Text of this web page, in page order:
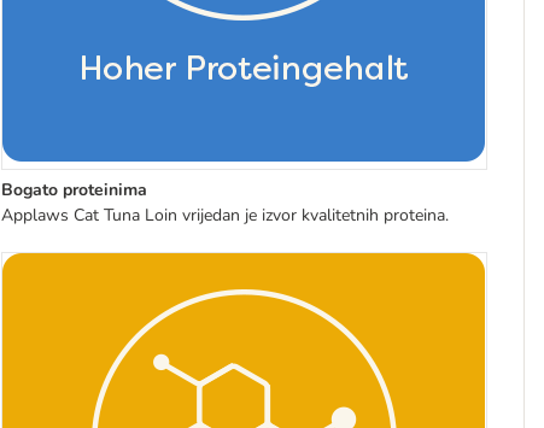
Bogato proteinima
Applaws Cat Tuna Loin vrijedan je izvor kvalitetnih proteina.